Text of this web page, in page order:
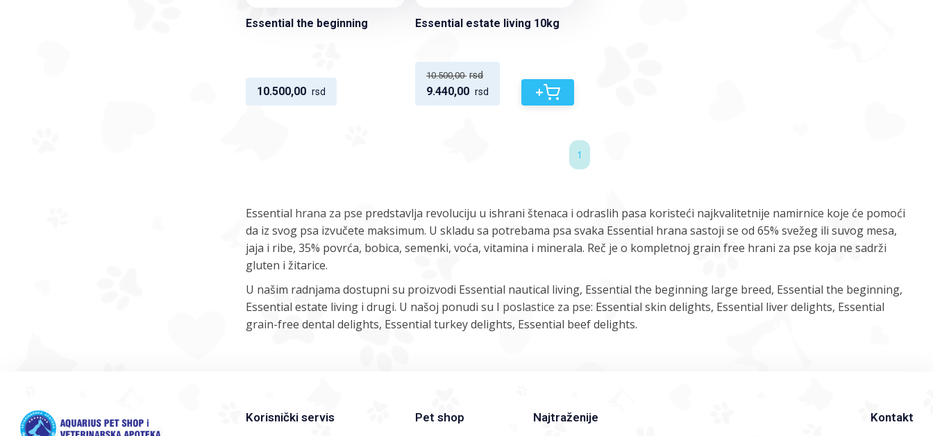
Essential the beginning
10.500,00 rsd
Essential estate living 10kg
10.500,00 rsd
9.440,00 rsd +
1
Essential hrana za pse predstavlja revoluciju u ishrani štenaca i odraslih pasa koristeći najkvalitetnije namirnice koje će pomoći
da iz svog psa izvučete maksimum. U skladu sa potrebama psa svaka Essential hrana sastoji se od 65% svežeg ili suvog mesa,
jaja i ribe, 35% povrća, bobica, semenki, voća, vitamina i minerala. Reč je o kompletnoj grain free hrani za pse koja ne sadrži
gluten i žitarice.
U našim radnjama dostupni su proizvodi Essential nautical living, Essential the beginning large breed, Essential the beginning,
Essential estate living i drugi. U našoj ponudi su I poslastice za pse: Essential skin delights, Essential liver delights, Essential
grain-free dental delights, Essential turkey delights, Essential beef delights.
Korisnički servis Pet shop Najtraženije Kontakt